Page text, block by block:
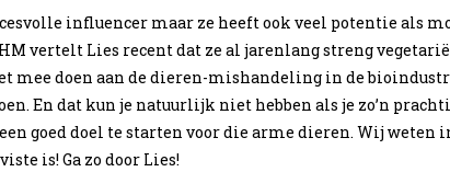
influencer maar ze heeft ook veel potentie als
vertelt Lies recent dat ze al jarenlang streng
mee doen aan de dieren-mishandeling in de
En dat kun je natuurlijk niet hebben als je zo’n
goed doel te starten voor die arme dieren. Wij weten
is! Ga zo door Lies!